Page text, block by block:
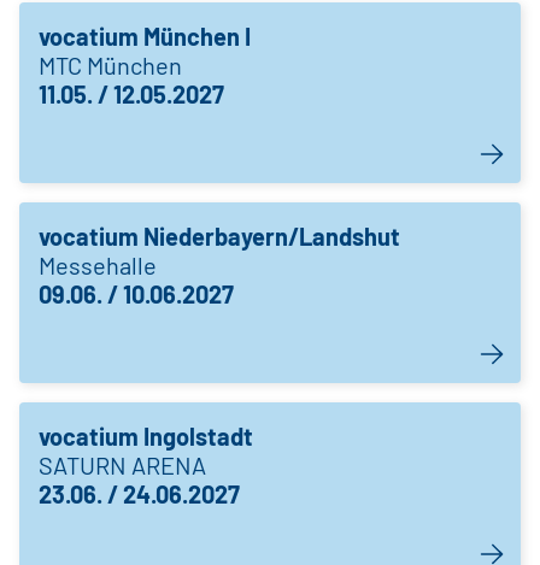
vocatium München I
MTC München
11.05. / 12.05.2027
vocatium Niederbayern/Landshut
Messehalle
09.06. / 10.06.2027
vocatium Ingolstadt
SATURN ARENA
23.06. / 24.06.2027